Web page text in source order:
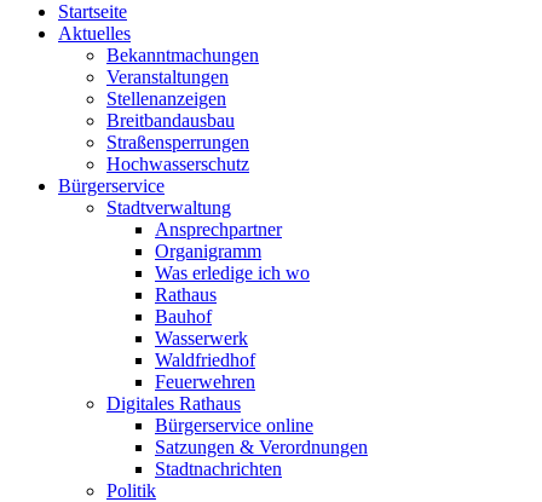
Startseite
Aktuelles
Bekanntmachungen
Veranstaltungen
Stellenanzeigen
Breitbandausbau
Straßensperrungen
Hochwasserschutz
Bürgerservice
Stadtverwaltung
Ansprechpartner
Organigramm
Was erledige ich wo
Rathaus
Bauhof
Wasserwerk
Waldfriedhof
Feuerwehren
Digitales Rathaus
Bürgerservice online
Satzungen & Verordnungen
Stadtnachrichten
Politik